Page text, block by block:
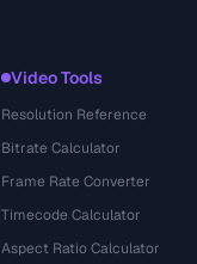
Video Tools
Resolution Reference
Bitrate Calculator
Frame Rate Converter
Timecode Calculator
Aspect Ratio Calculator